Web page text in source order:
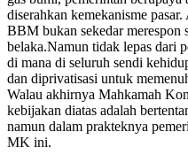
diserahkan kemekanisme
BBM bukan sekedar merespon
belaka.Namun tidak lepas dari
di mana di seluruh sendi
dan diprivatisasi untuk
Walau akhirnya Mahkamah
kebijakan diatas adalah
namun dalam prakteknya
MK ini.